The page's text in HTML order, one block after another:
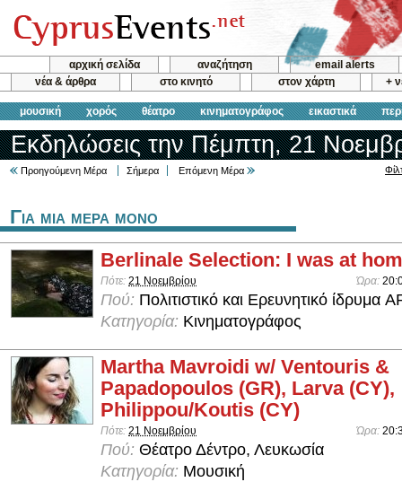
αρχική σελίδα αναζήτηση
email alerts
νέα & άρθρα
στο κινητό στον χάρτη +
μουσική χορός θέατρο κινηματογράφος εικαστικά
Εκδηλώσεις την Πέμπτη, 21
Προηγούμενη Μέρα Σήμερα Επόμενη Μέρα
Για μια μερα μονο
Berlinale Selection: I was at
Πότε: 21 Νοεμβρίου Ώρα:
Πού: Πολιτιστικό και Ερευνητικό ίδρυμα
Κατηγορία: Κινηματογράφος
Martha Mavroidi w/ Ventouris &
Papadopoulos (GR), Larva (CY),
Philippou/Koutis (CY)
Πότε: 21 Νοεμβρίου Ώρα:
Πού: Θέατρο Δέντρο, Λευκωσία
Κατηγορία: Μουσική